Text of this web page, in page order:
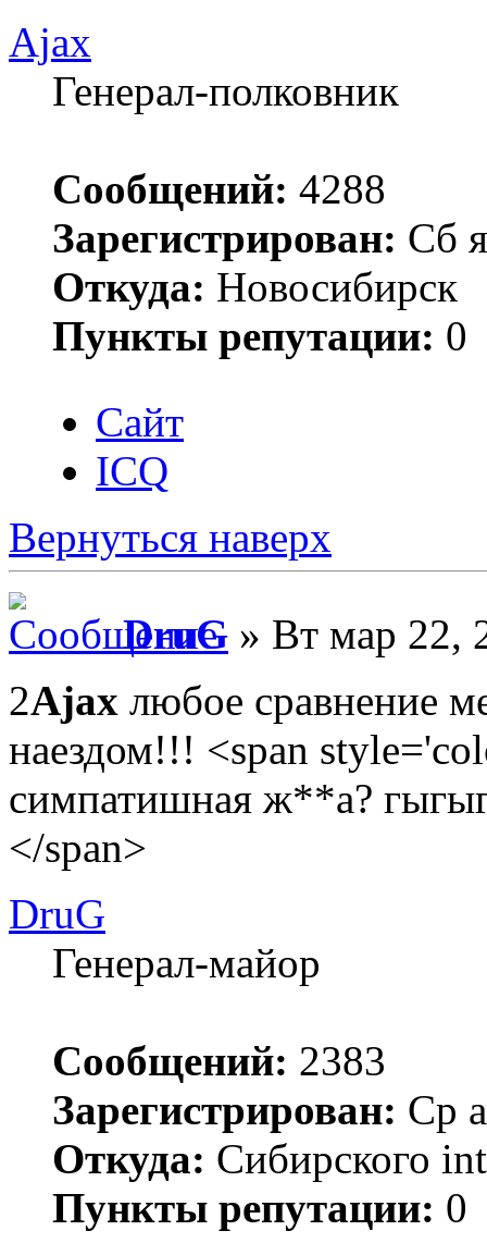
Ajax
Генерал-полковник
Сообщений: 4288
Зарегистрирован: Сб
Откуда: Новосибирск
Пункты репутации: 0
Сайт
ICQ
Вернуться наверх
DruG » Вт мар 22,
2Ajax любое сравнение
наездом!!! <span
симпатишная ж**а?
</span>
DruG
Генерал-майор
Сообщений: 2383
Зарегистрирован: Ср
Откуда: Сибирского
Пункты репутации: 0